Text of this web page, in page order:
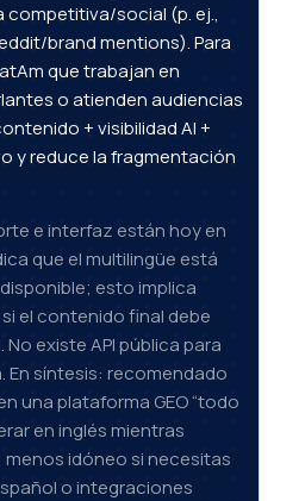
competitiva/social (p. ej.,
brand mentions). Para
que trabajan en
o atienden audiencias
+ visibilidad AI +
y reduce la fragmentación
e interfaz están hoy en
que el multilingüe está
esto implica
el contenido final debe
existe API pública para
En síntesis: recomendado
una plataforma GEO “todo
en inglés mientras
idóneo si necesitas
o integraciones